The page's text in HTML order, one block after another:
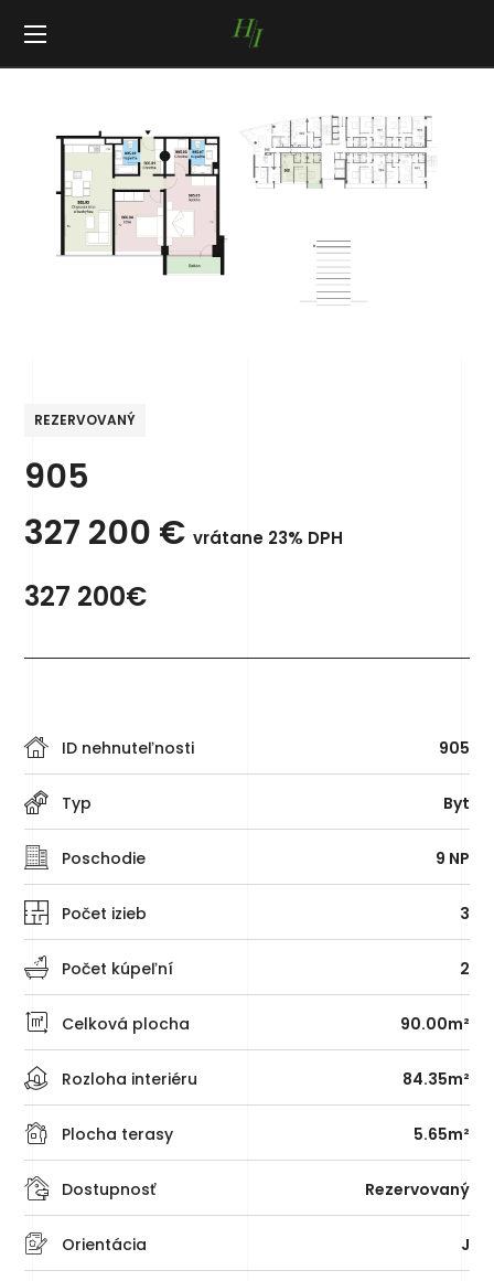
REZERVOVANÝ
905
327 200 €vrátane 23% DPH
327 200€
ID nehnuteľnosti 905
Rozloha interiéru 84.35m²
Poschodie 9 NP
Počet kúpeľní 2
Celková plocha 90.00m²
Počet izieb 3
Dostupnosť Rezervovaný
Orientácia J
Typ Byt
Plocha terasy 5.65m²